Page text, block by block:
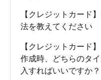
【クレジットカード
法を教えてください
【クレジットカード
作成時、どちらのタ
入すればいいですか？